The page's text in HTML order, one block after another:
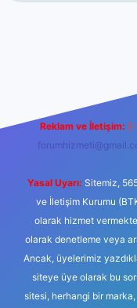
Reklam ve İletişim:
Yasal Uyarı: Sitemiz,
ve İletişim Kurumu
olarak hizmet
olarak denetleme veya
Ancak, üyelerimiz
siteye üye olarak bu
sitesi, herhangi bir